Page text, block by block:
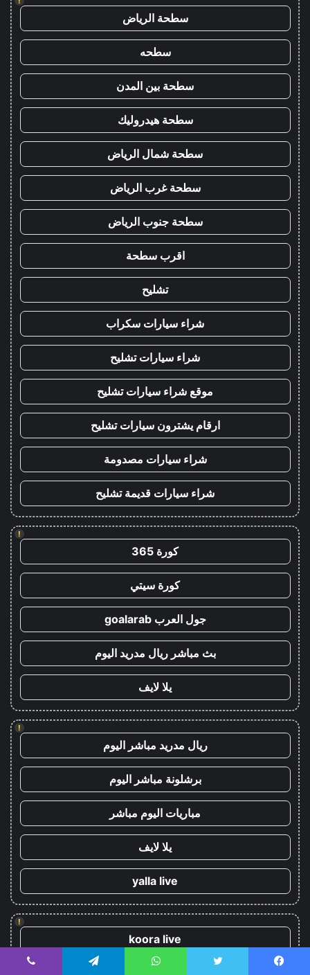
سطحة الرياض
سطحه
سطحة بين المدن
سطحة هيدروليك
سطحة شمال الرياض
سطحة غرب الرياض
سطحة جنوب الرياض
اقرب سطحة
تشليح
شراء سيارات سكراب
شراء سيارات تشليح
موقع شراء سيارات تشليح
ارقام يشترون سيارات تشليح
شراء سيارات مصدومة
شراء سيارات قديمة تشليح
!
كورة 365
كورة سيتي
جول العرب goalarab
بث مباشر ريال مدريد اليوم
يلا لايف
!
ريال مدريد مباشر اليوم
برشلونة مباشر اليوم
مباريات اليوم مباشر
يلا لايف
yalla live
!
koora live